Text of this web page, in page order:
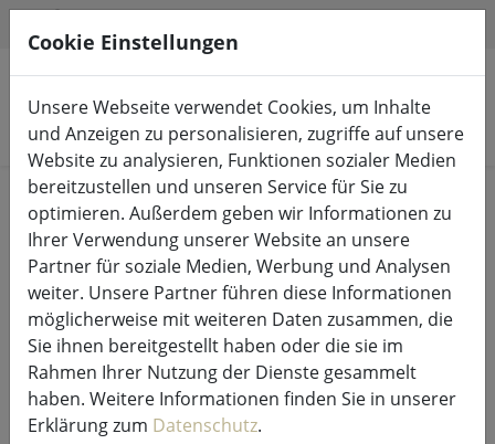
Produkte suchen
Start LED-Kerzen Indoor & Outdoor
Deluxe Homeart LED Kerze
Outdoor fernbedienbar 7,5x10 cm
weiß
Cookie Einstellungen
Unsere Webseite verwendet Cookies, um Inhalte
und Anzeigen zu personalisieren, zugriffe auf unsere
Website zu analysieren, Funktionen sozialer Medien
bereitzustellen und unseren Service für Sie zu
optimieren. Außerdem geben wir Informationen zu
Ihrer Verwendung unserer Website an unsere
Partner für soziale Medien, Werbung und Analysen
weiter. Unsere Partner führen diese Informationen
möglicherweise mit weiteren Daten zusammen, die
Sie ihnen bereitgestellt haben oder die sie im
Rahmen Ihrer Nutzung der Dienste gesammelt
haben. Weitere Informationen finden Sie in unserer
Erklärung zum Datenschutz.